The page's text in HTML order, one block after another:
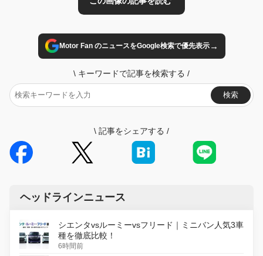
Motor Fan のニュースをGoogle検索で優先表示→
\ キーワードで記事を検索する /
検索
\ 記事をシェアする /
ヘッドラインニュース
シエンタvsルーミーvsフリード｜ミニバン人気3車
種を徹底比較！
6時間前